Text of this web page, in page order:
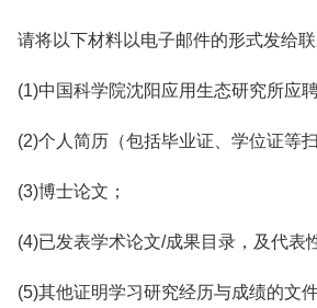
请将以下材料以电子邮件的形式发给联
(1)中国科学院沈阳应用生态研究所应
(2)个人简历（包括毕业证、学位证等
(3)博士论文；
(4)已发表学术论文/成果目录，及代表
(5)其他证明学习研究经历与成绩的文件